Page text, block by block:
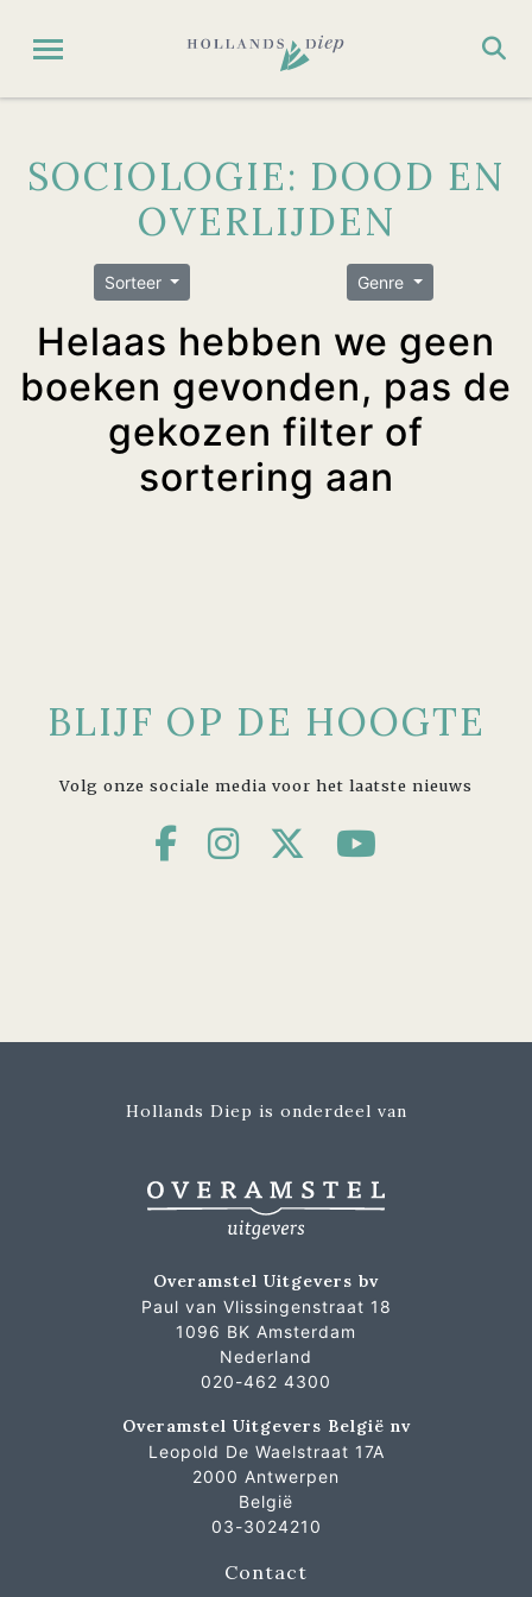
SOCIOLOGIE: DOOD EN
OVERLIJDEN
Sorteer Genre
Helaas hebben we geen
boeken gevonden, pas de
gekozen filter of
sortering aan
BLIJF OP DE HOOGTE
Volg onze sociale media voor het laatste nieuws
Hollands Diep is onderdeel van
Overamstel Uitgevers bv
Paul van Vlissingenstraat 18
1096 BK Amsterdam
Nederland
020-462 4300
Overamstel Uitgevers België nv
Leopold De Waelstraat 17A
2000 Antwerpen
België
03-3024210
Contact